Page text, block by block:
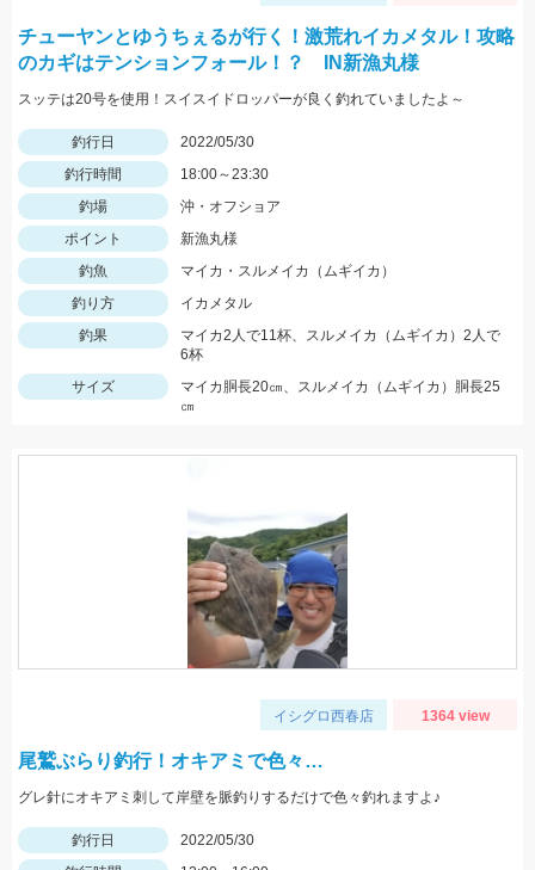
チューヤンとゆうちぇるが行く！激荒れイカメタル！攻略
のカギはテンションフォール！？ IN新漁丸様
スッテは20号を使用！スイスイドロッパーが良く釣れていましたよ～
釣行日
2022/05/30
釣行時間
18:00～23:30
釣場
沖・オフショア
ポイント
新漁丸様
釣魚
マイカ・スルメイカ（ムギイカ）
釣り方
イカメタル
釣果
マイカ2人で11杯、スルメイカ（ムギイカ）2人で
6杯
サイズ
マイカ胴長20㎝、スルメイカ（ムギイカ）胴長25
㎝
イシグロ西春店 1364 view
尾鷲ぶらり釣行！オキアミで色々…
グレ針にオキアミ刺して岸壁を脈釣りするだけで色々釣れますよ♪
釣行日
2022/05/30